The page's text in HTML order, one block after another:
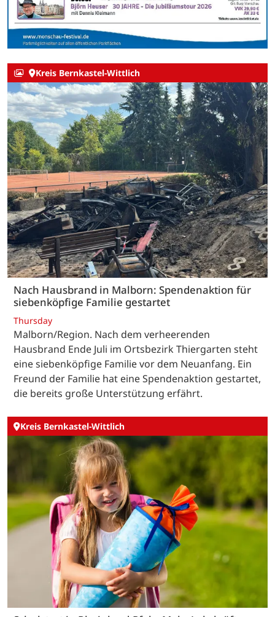
Kreis Bernkastel-Wittlich
Nach Hausbrand in Malborn: Spendenaktion für
siebenköpfige Familie gestartet
Thursday
Malborn/Region. Nach dem verheerenden
Hausbrand Ende Juli im Ortsbezirk Thiergarten steht
eine siebenköpfige Familie vor dem Neuanfang. Ein
Freund der Familie hat eine Spendenaktion gestartet,
die bereits große Unterstützung erfährt.
Kreis Bernkastel-Wittlich